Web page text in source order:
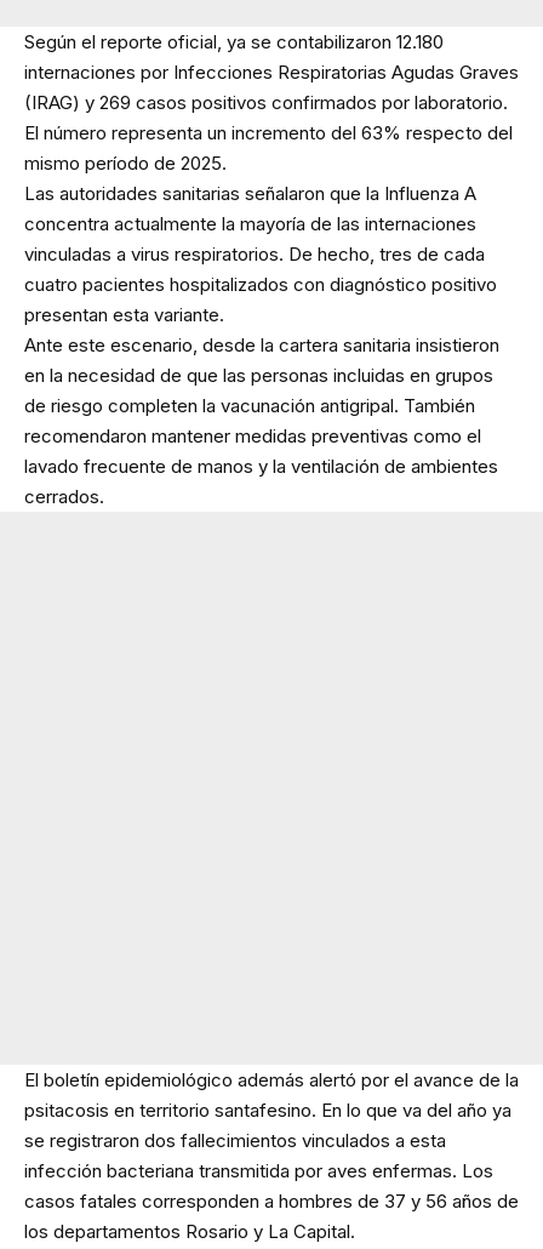
Según el reporte oficial, ya se contabilizaron 12.180
internaciones por Infecciones Respiratorias Agudas Graves
(IRAG) y 269 casos positivos confirmados por laboratorio.
El número representa un incremento del 63% respecto del
mismo período de 2025.
Las autoridades sanitarias señalaron que la Influenza A
concentra actualmente la mayoría de las internaciones
vinculadas a virus respiratorios. De hecho, tres de cada
cuatro pacientes hospitalizados con diagnóstico positivo
presentan esta variante.
Ante este escenario, desde la cartera sanitaria insistieron
en la necesidad de que las personas incluidas en grupos
de riesgo completen la vacunación antigripal. También
recomendaron mantener medidas preventivas como el
lavado frecuente de manos y la ventilación de ambientes
cerrados.
El boletín epidemiológico además alertó por el avance de la
psitacosis en territorio santafesino. En lo que va del año ya
se registraron dos fallecimientos vinculados a esta
infección bacteriana transmitida por aves enfermas. Los
casos fatales corresponden a hombres de 37 y 56 años de
los departamentos Rosario y La Capital.